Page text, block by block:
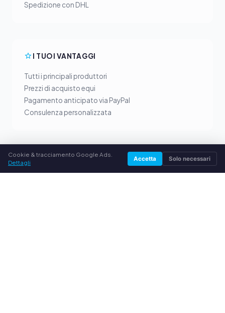
Spedizione con DHL
I TUOI VANTAGGI
Tutti i principali produttori
Prezzi di acquisto equi
Pagamento anticipato via PayPal
Consulenza personalizzata
Cookie & tracciamento Google Ads.
Dettagli
Accetta Solo necessari